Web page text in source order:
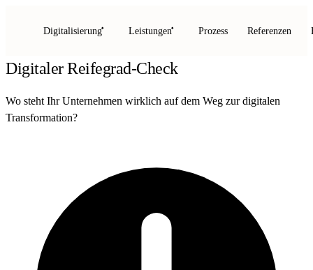
Digitalisierung Leistungen Prozess Referenzen
Digitaler Reifegrad-Check
Wo steht Ihr Unternehmen wirklich auf dem Weg zur digitalen
Transformation?